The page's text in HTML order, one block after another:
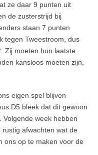
ze daar 9 punten uit
de zusterstrijd bij
staan 7 punten
tegen Tweestroom, dus
Zij moeten hun laatste
kansloos moeten zijn,
eigen spel blijven
D5 bleek dat dit gewoon
week hebben
afwachten wat de
ons op te maken voor de